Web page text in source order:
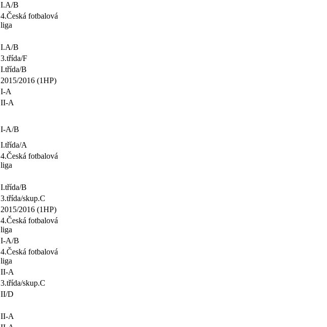
I.A/B
4.Česká fotbalová
liga
I.A/B
3.třída/F
I.třída/B
2015/2016 (1HP)
I-A
II-A
I-A/B
I.třída/A
4.Česká fotbalová
liga
I.třída/B
3.třída/skup.C
2015/2016 (1HP)
4.Česká fotbalová
liga
I-A/B
4.Česká fotbalová
liga
II-A
3.třída/skup.C
II/D
II-A